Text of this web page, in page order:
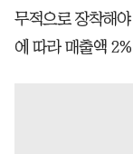
무적으로 장착해
에 따라 매출액